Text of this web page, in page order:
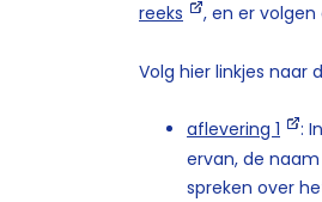
reeks
, en er
Volg hier linkjes naar
aflevering 1
:
ervan, de
spreken over